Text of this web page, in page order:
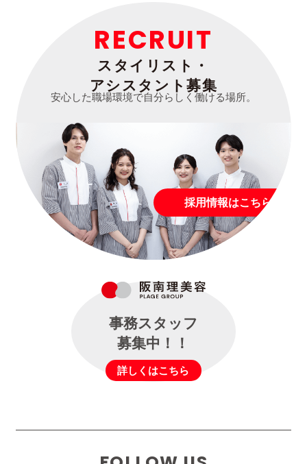
RECRUIT
スタイリスト・
アシスタント募集
安心した職場環境で自分らしく働ける場所。
採用情報はこちら
事務スタッフ
募集中！！
詳しくはこちら